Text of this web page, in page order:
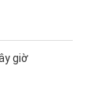
giờ